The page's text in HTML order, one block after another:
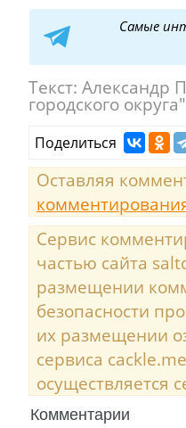
Самые
Текст: Александр
городского округа"
Поделиться
Оставляя
Сервис
частью сайта
размещении
безопасности
их размещении
сервиса
осуществляется
Комментарии